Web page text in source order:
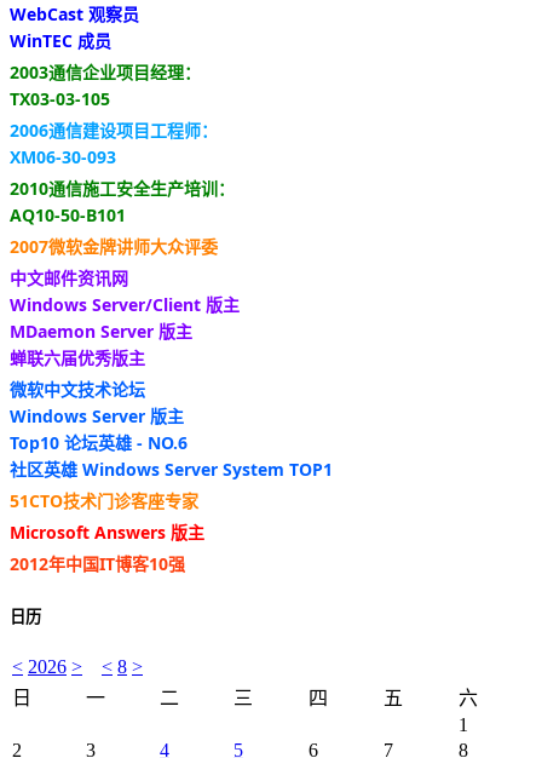
WebCast 观察员
WinTEC 成员
2003通信企业项目经理：
TX03-03-105
2006通信建设项目工程师：
XM06-30-093
2010通信施工安全生产培训：
AQ10-50-B101
2007微软金牌讲师大众评委
中文邮件资讯网
Windows Server/Client 版主
MDaemon Server 版主
蝉联六届优秀版主
微软中文技术论坛
Windows Server 版主
Top10 论坛英雄 - NO.6
社区英雄 Windows Server System TOP1
51CTO技术门诊客座专家
Microsoft Answers 版主
2012年中国IT博客10强
日历
< 2026 > < 8 >
日
一 二 三 四 五
六
1
2
3 4 5 6 7
8